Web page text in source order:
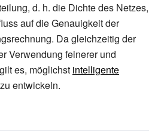
d. h. die Dichte des Netzes,
auf die Genauigkeit der
Da gleichzeitig der
Verwendung feinerer und
es, möglichst intelligente
zu entwickeln.